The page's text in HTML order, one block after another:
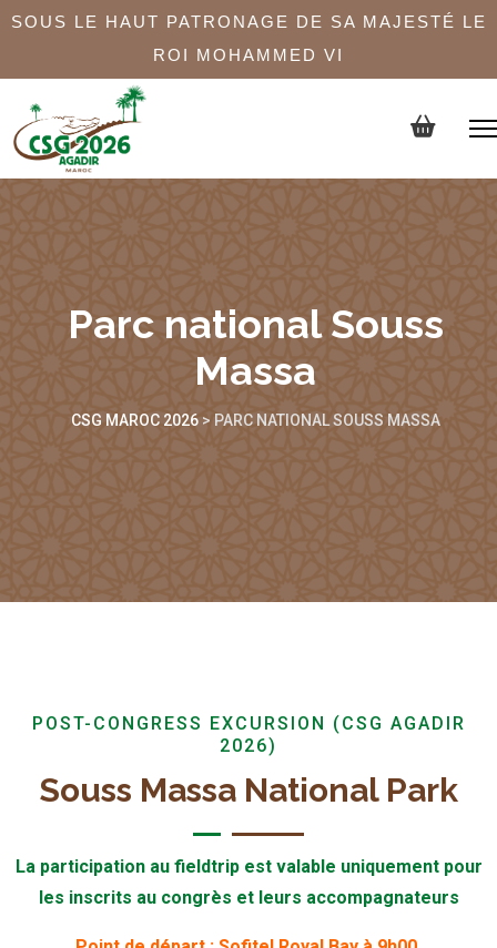
SOUS LE HAUT PATRONAGE DE SA MAJESTÉ LE
ROI MOHAMMED VI
Parc national Souss
Massa
CSG MAROC 2026> PARC NATIONAL SOUSS MASSA
POST-CONGRESS EXCURSION (CSG AGADIR
2026)
Souss Massa National Park
La participation au fieldtrip est valable uniquement pour
les inscrits au congrès et leurs accompagnateurs